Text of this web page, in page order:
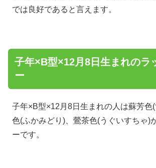
では良好であると言えます。
子年×B型×12月8日生まれのラ
ー
子年×B型×12月8日生まれの人は蘇芳色
色(ふかみどり)、鶯茶色(うぐいすちゃ)
ーです。